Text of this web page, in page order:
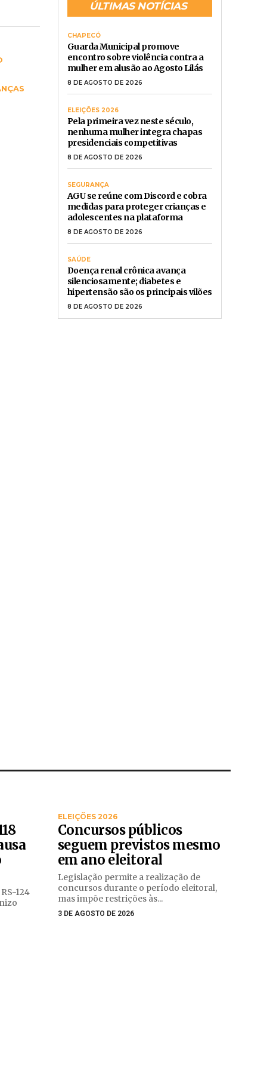
ÚLTIMAS NOTÍCIAS
CHAPECÓ
Guarda Municipal promove
encontro sobre violência contra a
mulher em alusão ao Agosto Lilás
8 DE AGOSTO DE 2026
ELEIÇÕES 2026
Pela primeira vez neste século,
nenhuma mulher integra chapas
presidenciais competitivas
8 DE AGOSTO DE 2026
SEGURANÇA
AGU se reúne com Discord e cobra
medidas para proteger crianças e
adolescentes na plataforma
8 DE AGOSTO DE 2026
SAÚDE
Doença renal crônica avança
silenciosamente; diabetes e
hipertensão são os principais vilões
8 DE AGOSTO DE 2026
124
ELEIÇÕES 2026
Concursos públicos
seguem previstos mesmo
em ano eleitoral
Legislação permite a realização de
concursos durante o período eleitoral,
mas impõe restrições às...
3 DE AGOSTO DE 2026